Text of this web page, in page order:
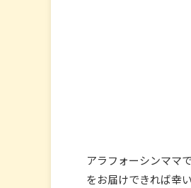
アラフォーシンママ
をお届けできれば幸い